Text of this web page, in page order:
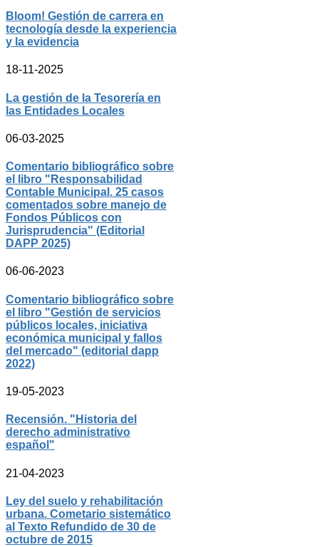
Bloom! Gestión de carrera en
tecnología desde la experiencia
y la evidencia
18-11-2025
La gestión de la Tesorería en
las Entidades Locales
06-03-2025
Comentario bibliográfico sobre
el libro "Responsabilidad
Contable Municipal. 25 casos
comentados sobre manejo de
Fondos Públicos con
Jurisprudencia" (Editorial
DAPP 2025)
06-06-2023
Comentario bibliográfico sobre
el libro "Gestión de servicios
públicos locales, iniciativa
económica municipal y fallos
del mercado" (editorial dapp
2022)
19-05-2023
Recensión. "Historia del
derecho administrativo
español"
21-04-2023
Ley del suelo y rehabilitación
urbana. Cometario sistemático
al Texto Refundido de 30 de
octubre de 2015